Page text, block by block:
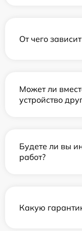
От чего
Может ли
устройство
Будете ли вы
работ?
Какую